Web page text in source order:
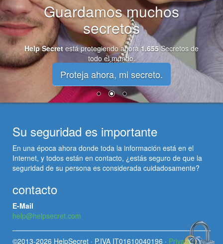
Guardamos muchos
secretos
Help Secretestá protegiendo ahora1.655Secretos de
todo el mundo.
Proteja ahora, mi secreto.
Su seguridad es importante
En una época ahora donde toda la información está en el
Internet, y todos están en contacto, ¿estás seguro de que la
seguridad de su persona es considerada cuidadosamente?
contacto
E-Mail
help@helpsecret.com
©2013-2026 HelpSecret · P.IVA IT01610040196 · Privacy,